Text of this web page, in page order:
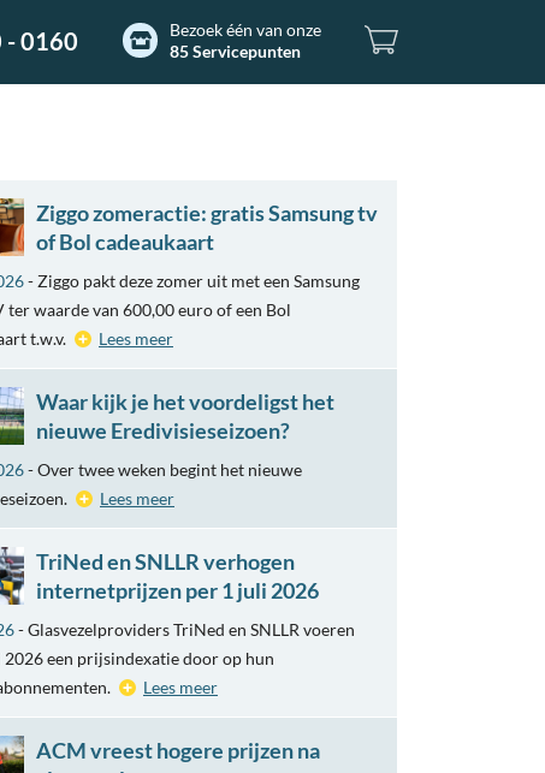
- 0160
Bezoek één van onze
85 Servicepunten
Ziggo zomeractie: gratis Samsung tv
of Bol cadeaukaart
- Ziggo pakt deze zomer uit met een Samsung
ter waarde van 600,00 euro of een Bol
t.w.v.
Lees meer
Waar kijk je het voordeligst het
nieuwe Eredivisieseizoen?
- Over twee weken begint het nieuwe
Lees meer
TriNed en SNLLR verhogen
internetprijzen per 1 juli 2026
- Glasvezelproviders TriNed en SNLLR voeren
2026 een prijsindexatie door op hun
Lees meer
ACM vreest hogere prijzen na